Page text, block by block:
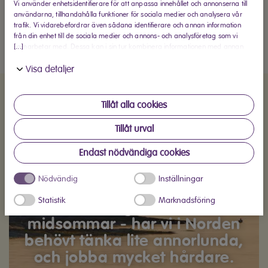
[...]
Vi använder enhetsidentifierare för att anpassa innehållet och annonserna till
användarna, tillhandahålla funktioner för sociala medier och analysera vår
trafik. Vi vidarebefordrar även sådana identifierare och annan information
från din enhet till de sociala medier och annons- och analysföretag som vi
samarbetar med. Dessa kan i sin tur kombinera informationen med annan
använt deras tjänster.
Visa detaljer
Tillåt alla cookies
Tillåt urval
Endast nödvändiga cookies
Nödvändig Inställningar
Statistik Marknadsföring
Made for Nordic
Conditions
Med långa mörka vintrar,
horisontellt duggregn och
ibland hagelskurar till
midsommar - har vi i Norden
behövt tänka lite annorlunda,
och jobba mycket hårdare.